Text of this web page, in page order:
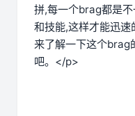
拼,每一个brag都是
和技能,这样才能迅
来了解一下这个brag
吧。</p>